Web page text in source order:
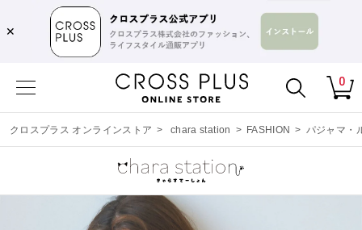
✕
0
クロスプラス オンラインストア > chara station > FASHION > パジャマ・